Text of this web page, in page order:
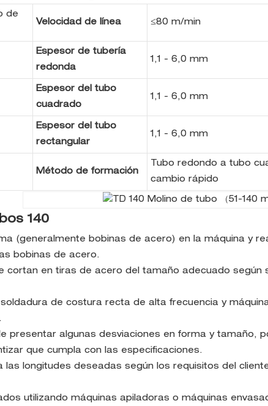
de
Velocidad de línea ≤80 m/min
Espesor de tubería
redonda
1,1 - 6,0 mm
Espesor del tubo
cuadrado
1,1 - 6,0 mm
Espesor del tubo
rectangular
1,1 - 6,0 mm
Método de formación
Tubo redondo a tubo
cambio rápido
140
(generalmente bobinas de acero) en la máquina y
bobinas de acero.
en tiras de acero del tamaño adecuado según
de costura recta de alta frecuencia y
algunas desviaciones en forma y tamaño,
que cumpla con las especificaciones.
longitudes deseadas según los requisitos del
utilizando máquinas apiladoras o máquinas